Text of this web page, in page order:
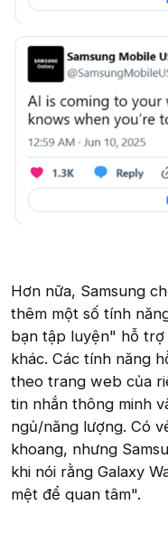
Hơn nữa, Samsung
thêm một số tính
bạn tập luyện" hỗ trợ
khác. Các tính năng
theo trang web của
tin nhắn thông minh
ngủ/năng lượng. Có
khoang, nhưng
khi nói rằng Galaxy
mệt để quan tâm".